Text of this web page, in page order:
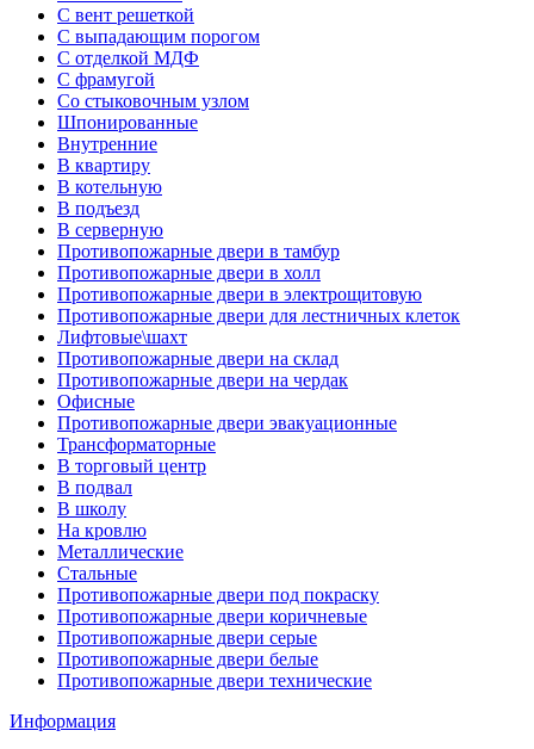
С вент решеткой
С выпадающим порогом
С отделкой МДФ
С фрамугой
Со стыковочным узлом
Шпонированные
Внутренние
В квартиру
В котельную
В подъезд
В серверную
Противопожарные двери в тамбур
Противопожарные двери в холл
Противопожарные двери в электрощитовую
Противопожарные двери для лестничных клеток
Лифтовые\шахт
Противопожарные двери на склад
Противопожарные двери на чердак
Офисные
Противопожарные двери эвакуационные
Трансформаторные
В торговый центр
В подвал
В школу
На кровлю
Металлические
Стальные
Противопожарные двери под покраску
Противопожарные двери коричневые
Противопожарные двери серые
Противопожарные двери белые
Противопожарные двери технические
Информация